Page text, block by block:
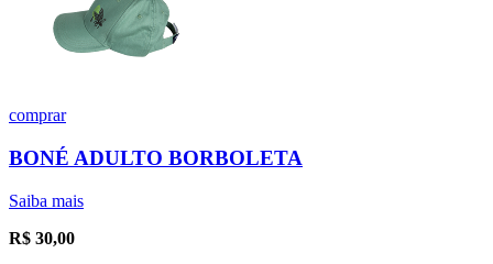
comprar
BONÉ ADULTO BORBOLETA
Saiba mais
R$ 30,00